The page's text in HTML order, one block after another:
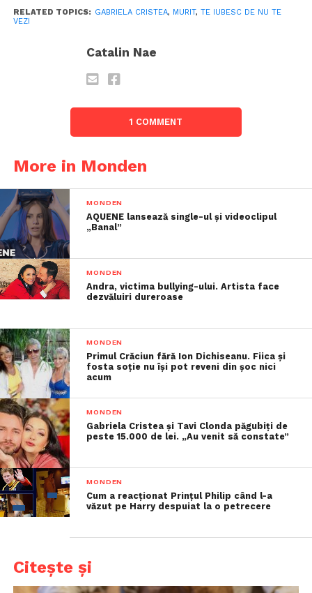
RELATED TOPICS: GABRIELA CRISTEA, MURIT, TE IUBESC DE NU TE
VEZI
Catalin Nae
1 COMMENT
More in Monden
MONDEN
AQUENE lansează single-ul și videoclipul
„Banal”
MONDEN
Andra, victima bullying-ului. Artista face
dezvăluiri dureroase
MONDEN
Primul Crăciun fără Ion Dichiseanu. Fiica și
fosta soție nu își pot reveni din șoc nici
acum
MONDEN
Gabriela Cristea și Tavi Clonda păgubiți de
peste 15.000 de lei. „Au venit să constate”
MONDEN
Cum a reacționat Prințul Philip când l-a
văzut pe Harry despuiat la o petrecere
Citește și